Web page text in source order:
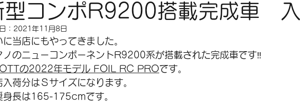
シクロクロス お店情報
ーム 在庫 SALE
型コンポR9200搭載完成車
： 2021年11月8日
に当店にもやってきました。
ノのニューコンポーネントR9200系が搭載された完成車です‼
の2022年モデル FOIL RC PROです。
入荷分はＳサイズになります。
身長は165-175cmです。